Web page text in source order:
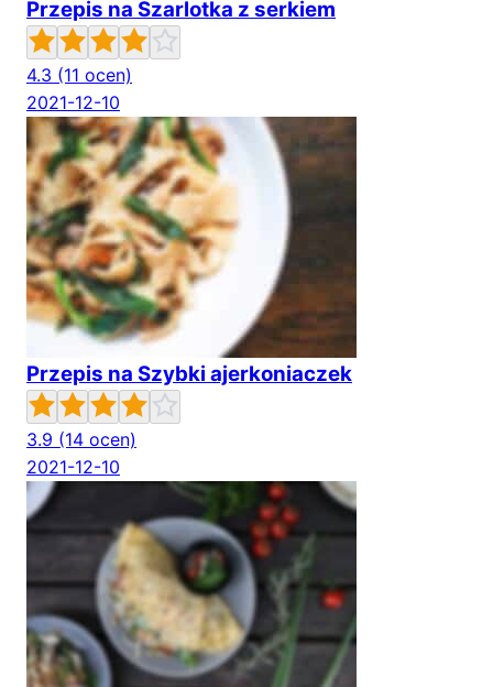
Przepis na Szarlotka z serkiem
4.3 (11 ocen)
2021-12-10
Przepis na Szybki ajerkoniaczek
3.9 (14 ocen)
2021-12-10